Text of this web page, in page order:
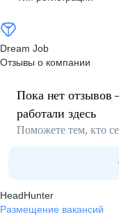
Dream Job
Отзывы о компании
Пока нет отзывов
работали здесь
Поможете тем, кто
HeadHunter
Размещение вакансий